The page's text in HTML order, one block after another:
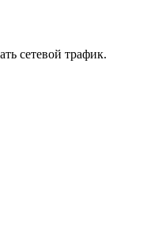
сетевой трафик.